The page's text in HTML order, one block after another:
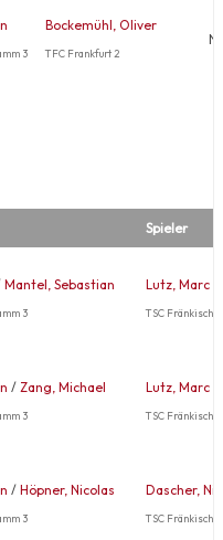
3
Bockemühl, Oliver
TFC Frankfurt 2
Spieler
Mantel, Sebastian
3
Lutz, Marc
TSC Fränkisch-
/ Zang, Michael
3
Lutz, Marc
TSC Fränkisch-
/ Höpner, Nicolas
3
Dascher,
TSC Fränkisch-